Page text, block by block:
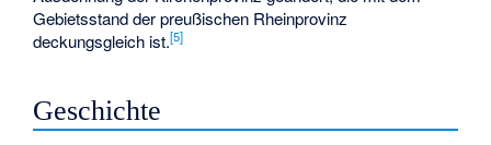
Gebietsstand der preußischen Rheinprovinz
deckungsgleich ist.[5]
Geschichte